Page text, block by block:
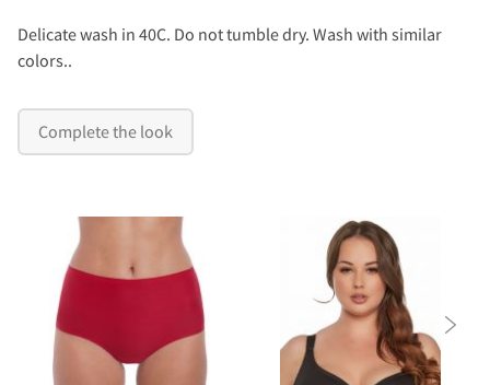
Delicate wash in 40C. Do not tumble dry. Wash with similar
colors..
Complete the look
